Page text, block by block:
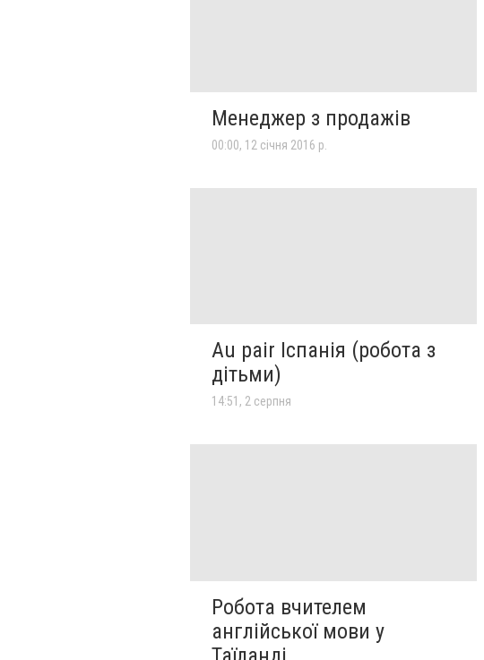
Менеджер з продажів
00:00, 12 січня 2016 р.
Au pair Іспанія (робота з
дітьми)
14:51, 2 серпня
Робота вчителем
англійської мови у